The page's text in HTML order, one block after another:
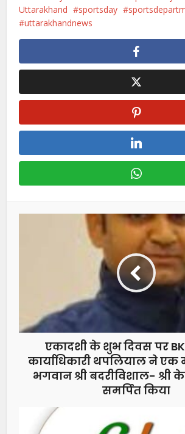
Uttarakhand
sportsday
uttarakhandnews
एकादशी के शुभ दिवस पर
कार्याधिकारी थपलियाल ने एक
भगवान श्री बदरीविशाल- श्री
समर्पित किया